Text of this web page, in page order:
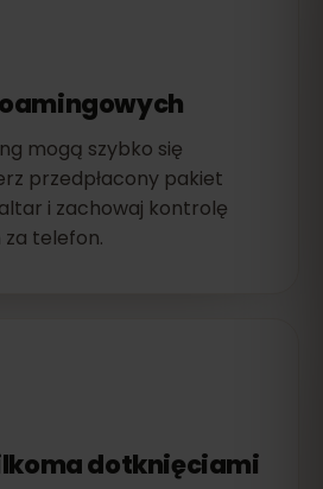
mogą szybko się
przedpłacony pakiet
i zachowaj kontrolę
telefon.
dotknięciami